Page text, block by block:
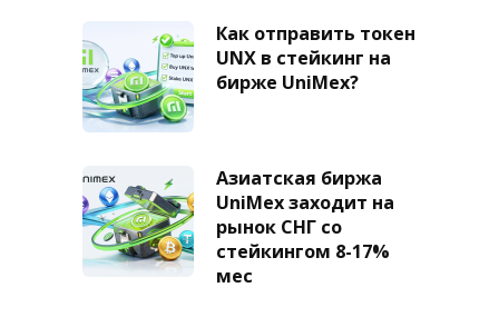
Как отправить токен
UNX в стейкинг на
бирже UniMex?
Азиатская биржа
UniMex заходит на
рынок СНГ со
стейкингом 8-17%
мес